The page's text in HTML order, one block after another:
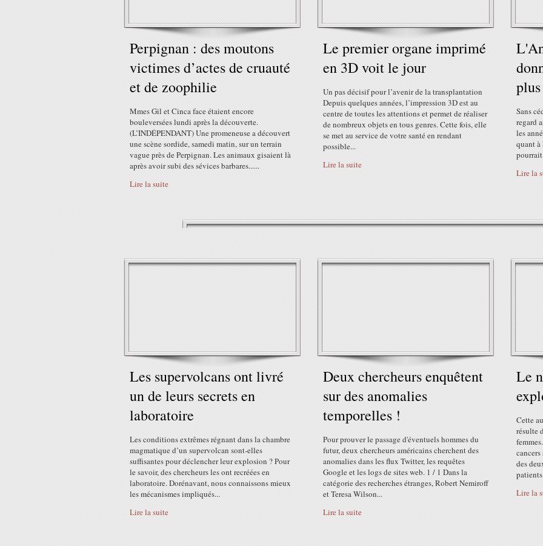
Perpignan : des moutons
victimes d’actes de cruauté
et de zoophilie
Mmes Gil et Cinca face étaient encore
bouleversées lundi après la découverte.
(L’INDÉPENDANT) Une promeneuse a découvert
une scène sordide, samedi matin, sur un terrain
vague près de Perpignan. Les animaux gisaient là
après avoir subi des sévices barbares......
Lire la suite
Le premier organe imprimé
en 3D voit le jour
Un pas décisif pour l’avenir de la transplantation
Depuis quelques années, l’impression 3D est au
centre de toutes les attentions et permet de réaliser
de nombreux objets en tous genres. Cette fois, elle
se met au service de votre santé en rendant
possible...
Lire la suite
Sans
regard
les
quant
Lire la
Les supervolcans ont livré
un de leurs secrets en
laboratoire
Les conditions extrêmes régnant dans la chambre
magmatique d’un supervolcan sont-elles
suffisantes pour déclencher leur explosion ? Pour
le savoir, des chercheurs les ont recréées en
laboratoire. Dorénavant, nous connaissons mieux
les mécanismes impliqués...
Lire la suite
Deux chercheurs enquêtent
sur des anomalies
temporelles !
Pour prouver le passage d'éventuels hommes du
futur, deux chercheurs américains cherchent des
anomalies dans les flux Twitter, les requêtes
Google et les logs de sites web. 1 / 1 Dans la
catégorie des recherches étranges, Robert Nemiroff
et Teresa Wilson...
Lire la suite
Le
Cette
résulte
des
Lire la